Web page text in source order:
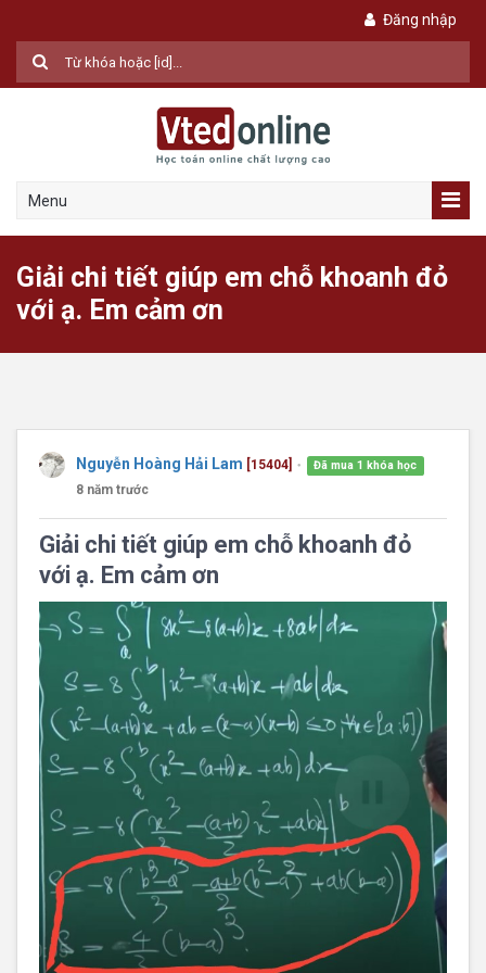
Đăng nhập
Menu
Giải chi tiết giúp em chỗ khoanh đỏ
với ạ. Em cảm ơn
Nguyễn Hoàng Hải Lam [15404] ● Đã mua 1 khóa học
8 năm trước
Giải chi tiết giúp em chỗ khoanh đỏ
với ạ. Em cảm ơn